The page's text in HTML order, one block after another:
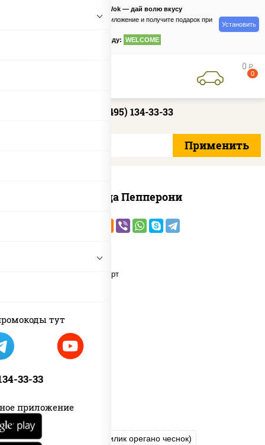
тут
33-33
приложение
PizzaSushiWok — дай волю вкусу
Скачайте приложение и получите подарок при
по промокоду: WELCOME
Установить
0 руб
0
+7 (495) 134-33-33
Пицца Пепперони
пицца соус (томаты базилик орегано чеснок)